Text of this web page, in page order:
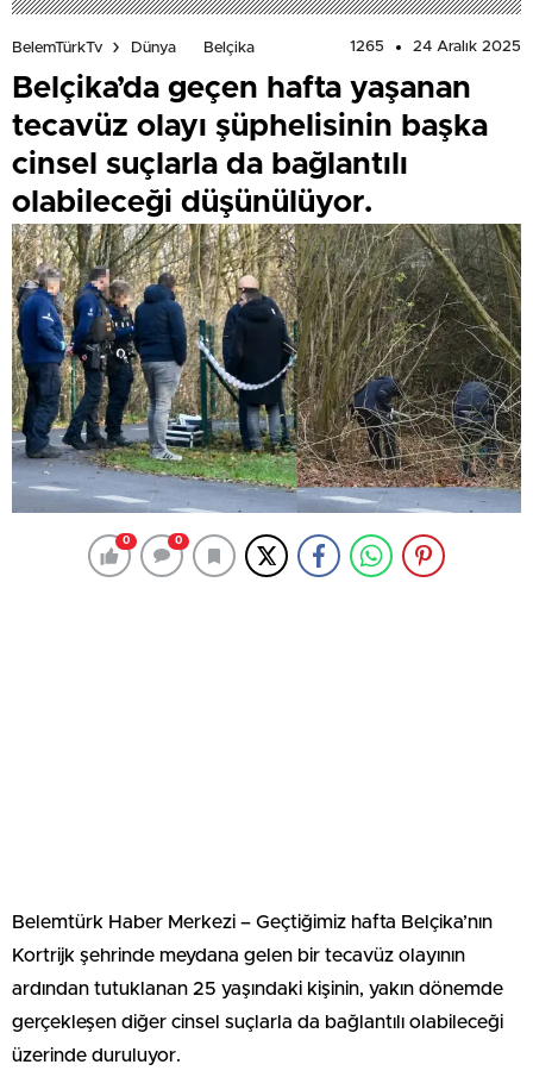
BelemTürkTv Dünya Belçika 1265 24 Aralık 2025
Belçika’da geçen hafta yaşanan
tecavüz olayı şüphelisinin başka
cinsel suçlarla da bağlantılı
olabileceği düşünülüyor.
0 0
Belemtürk Haber Merkezi – Geçtiğimiz hafta Belçika’nın
Kortrijk şehrinde meydana gelen bir tecavüz olayının
ardından tutuklanan 25 yaşındaki kişinin, yakın dönemde
gerçekleşen diğer cinsel suçlarla da bağlantılı olabileceği
üzerinde duruluyor.